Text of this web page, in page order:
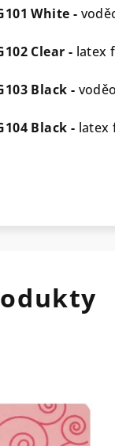
White -
Clear - latex
Black -
Black - latex